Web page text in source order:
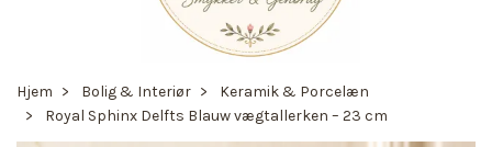
Hjem Bolig & Interiør
Keramik & Porcelæn
Royal Sphinx Delfts Blauw vægtallerken – 23 cm